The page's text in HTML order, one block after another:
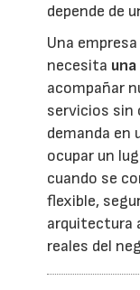
depende de
Una
necesita
acompañar
servicios sin
demanda en
ocupar un
cuando se
flexible,
arquitectura
reales del